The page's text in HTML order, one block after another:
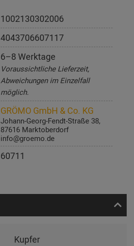
1002130302006
4043706607117
6–8 Werktage
Voraussichtliche Lieferzeit,
Abweichungen im Einzelfall
möglich.
GRÖMO GmbH & Co. KG
Johann-Georg-Fendt-Straße 38,
87616 Marktoberdorf
info@groemo.de
60711
Kupfer